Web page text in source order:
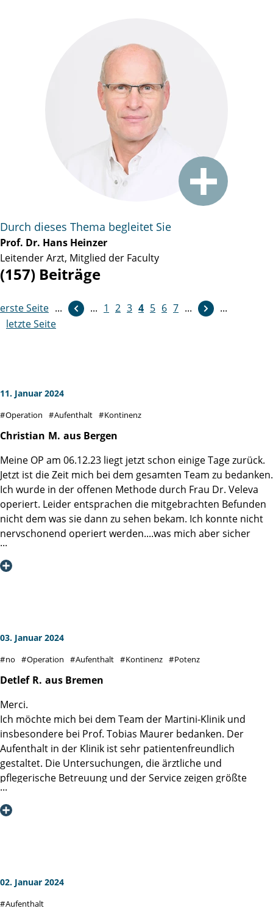
Durch dieses Thema begleitet Sie
Prof. Dr. Hans Heinzer
Leitender Arzt, Mitglied der Faculty
(157) Beiträge
erste Seite ... ... 1 2 3 4 5 6 7 ...
weiter
...
letzte Seite
11. Januar 2024
Operation Aufenthalt Kontinenz
Christian M. aus Bergen
Meine OP am 06.12.23 liegt jetzt schon einige Tage zurück.
Jetzt ist die Zeit mich bei dem gesamten Team zu bedanken.
Ich wurde in der offenen Methode durch Frau Dr. Veleva
operiert. Leider entsprachen die mitgebrachten Befunden
nicht dem was sie dann zu sehen bekam. Ich konnte nicht
nervschonend operiert werden....was mich aber sicher
nicht umbringt. Nach knapp 4 Wochen konnte mir dann
auch endlich der Katheter entfernt werden. Mein
unterstützt.
Laden...DANKE
03. Januar 2024
no Operation Aufenthalt Kontinenz Potenz
Detlef R. aus Bremen
Merci.
Ich möchte mich bei dem Team der Martini-Klinik und
insbesondere bei Prof. Tobias Maurer bedanken. Der
Aufenthalt in der Klinik ist sehr patientenfreundlich
gestaltet. Die Untersuchungen, die ärztliche und
pflegerische Betreuung und der Service zeigen größte
Kompetenz und zugleich Zugewandtheit.
Meine radikale Prostatektomie erfolgte am 5.10.2023
Entfernung der Prostata völlig nervenerhaltend
02. Januar 2024
Aufenthalt